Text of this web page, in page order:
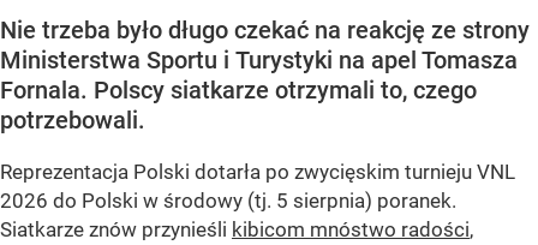
Nie trzeba było długo czekać na reakcję ze strony
Ministerstwa Sportu i Turystyki na apel Tomasza
Fornala. Polscy siatkarze otrzymali to, czego
potrzebowali.
Reprezentacja Polski dotarła po zwycięskim turnieju VNL
2026 do Polski w środowy (tj. 5 sierpnia) poranek.
Siatkarze znów przynieśli kibicom mnóstwo radości,